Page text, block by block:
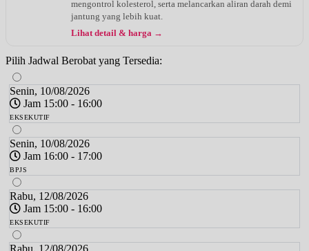
mengontrol kolesterol, serta melancarkan aliran darah demi
jantung yang lebih kuat.
Lihat detail & harga →
Pilih Jadwal Berobat yang Tersedia:
Senin, 10/08/2026
Jam 15:00 - 16:00
EKSEKUTIF
Senin, 10/08/2026
Jam 16:00 - 17:00
BPJS
Rabu, 12/08/2026
Jam 15:00 - 16:00
EKSEKUTIF
Rabu, 12/08/2026